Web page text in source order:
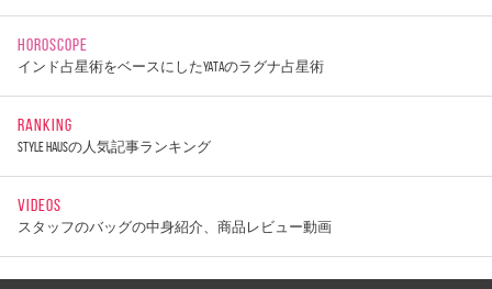
HOROSCOPE
インド占星術をベースにしたYATAのラグナ占星術
RANKING
STYLE HAUSの人気記事ランキング
VIDEOS
スタッフのバッグの中身紹介、商品レビュー動画